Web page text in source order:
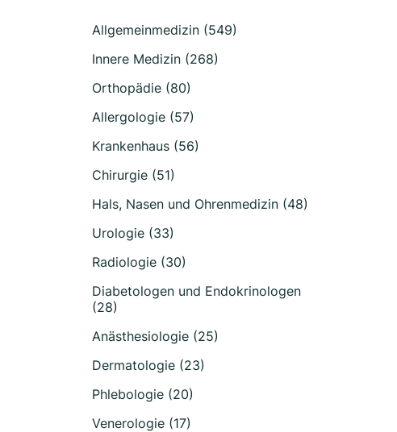
Allgemeinmedizin (549)
Innere Medizin (268)
Orthopädie (80)
Allergologie (57)
Krankenhaus (56)
Chirurgie (51)
Hals, Nasen und Ohrenmedizin (48)
Urologie (33)
Radiologie (30)
Diabetologen und Endokrinologen
(28)
Anästhesiologie (25)
Dermatologie (23)
Phlebologie (20)
Venerologie (17)